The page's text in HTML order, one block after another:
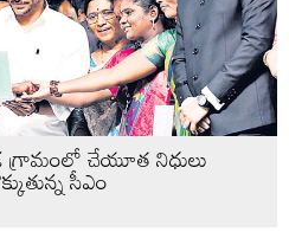
చేయూత నిధులు
సీఎం